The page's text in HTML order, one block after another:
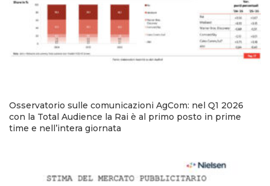
Osservatorio sulle comunicazioni AgCom: nel Q1 2026
con la Total Audience la Rai è al primo posto in prime
time e nell’intera giornata